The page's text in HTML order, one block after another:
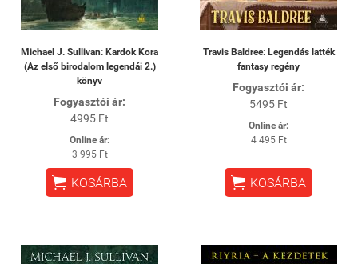
Michael J. Sullivan: Kardok Kora
(Az első birodalom legendái 2.)
könyv
Fogyasztói ár:
4995 Ft
Online ár:
3 995 Ft
 KOSÁRBA
Travis Baldree: Legendás latték
fantasy regény
Fogyasztói ár:
5495 Ft
Online ár:
4 495 Ft
 KOSÁRBA